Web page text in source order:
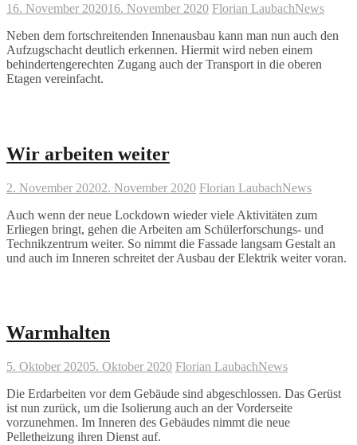
MINT-
Alte
Schmelz
in
16. November 202016. November 2020 Florian LaubachNews
Neben dem fortschreitenden Innenausbau kann man nun auch den
Aufzugschacht deutlich erkennen. Hiermit wird neben einem
behindertengerechten Zugang auch der Transport in die oberen
Etagen vereinfacht.
Wir arbeiten weiter
2. November 20202. November 2020 Florian LaubachNews
Auch wenn der neue Lockdown wieder viele Aktivitäten zum
Erliegen bringt, gehen die Arbeiten am Schülerforschungs- und
Technikzentrum weiter. So nimmt die Fassade langsam Gestalt an
und auch im Inneren schreitet der Ausbau der Elektrik weiter voran.
Warmhalten
5. Oktober 20205. Oktober 2020 Florian LaubachNews
Die Erdarbeiten vor dem Gebäude sind abgeschlossen. Das Gerüst
ist nun zurück, um die Isolierung auch an der Vorderseite
vorzunehmen. Im Inneren des Gebäudes nimmt die neue
Pelletheizung ihren Dienst auf.